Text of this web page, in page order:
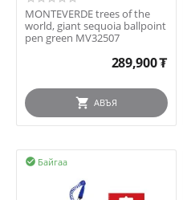
MONTEVERDE trees of the
world, giant sequoia ballpoint
pen green MV32507
289,900₮
АВЪЯ
Байгаа
